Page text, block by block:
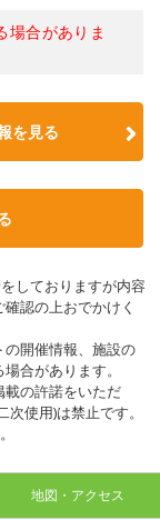
場合がありま
を見る
しておりますが内容
認の上おでかけく
開催情報、施設の
合があります。
の許諾をいただ
使用)は禁止です。
地図・アクセス